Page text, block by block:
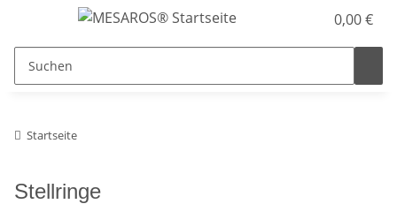
0,00 €
Startseite
Stellringe